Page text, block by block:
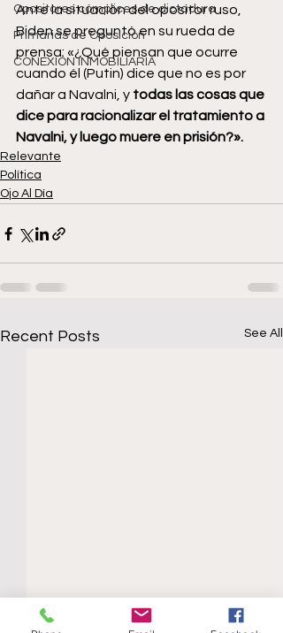
Opositores cómplices de dictadura
Primarias de Oposición
CONEXIÓN INMOBILIARIA
Ante la situación del opositor ruso,
Biden se preguntó en su rueda de
prensa: «¿Qué piensan que ocurre
cuando él (Putin) dice que no es por
dañar a Navalni, y todas las cosas que
dice para racionalizar el tratamiento a
Navalni, y luego muere en prisión?».
Relevante
Política
Ojo Al Día
Recent Posts See All